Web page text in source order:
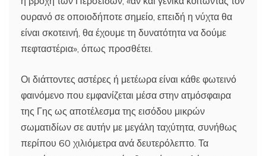
ουρανό σε οποιοδήποτε σημείο, επειδή η νύχτα θα
είναι σκοτεινή, θα έχουμε τη δυνατότητα να δούμε
πεφταστέρια», όπως προσθέτει.
Οι διάττοντες αστέρες ή μετέωρα είναι κάθε φωτεινό
φαινόμενο που εμφανίζεται μέσα στην ατμόσφαιρα
της Γης ως αποτέλεσμα της εισόδου μικρών
σωματιδίων σε αυτήν με μεγάλη ταχύτητα, συνήθως
περίπου 60 χιλιόμετρα ανά δευτερόλεπτο. Τα